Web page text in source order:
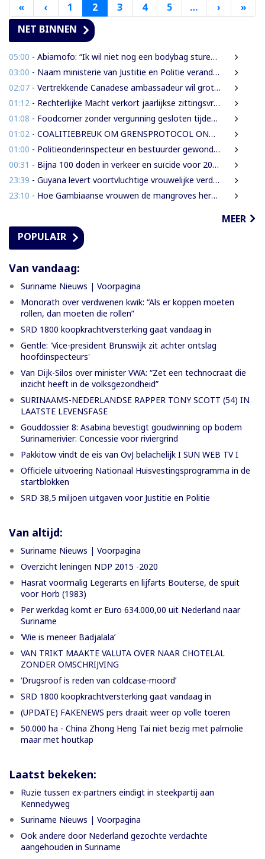
«Eerste
pagina
‹ Vorige
pagina
1 2 3 4 5 … › Volgende
pagina
»
NET BINNEN
05:00 - Abiamofo: “Ik wil niet nog een bodybag sturen naar dat gebied”
03:00 - Naam ministerie van Justitie en Politie verandert naar Justitie en Veiligheid
02:07 - Vertrekkende Canadese ambassadeur wil grotere rol voor Canada in Suriname
01:12 - Rechterlijke Macht verkort jaarlijkse zittingsvrije periode naar één maand
01:08 - Foodcorner zonder vergunning gesloten tijdens derde dag integrale controles
01:02 - COALITIEBREUK OM GRENSPROTOCOL ONWAARSCHIJNLIJK
01:00 - Politieonderinspecteur en bestuurder gewond nadat auto over de kop slaat
00:31 - Bijna 100 doden in verkeer en suïcide voor 2026 is veel te veel’, zegt Lau
23:39 - Guyana levert voortvluchtige vrouwelijke verdachte in mensenhandel uit aan Suriname
23:10 - Hoe Gambiaanse vrouwen de mangroves herstellen die Banjul beschermen
MEER
POPULAIR
Van vandaag:
Suriname Nieuws | Voorpagina
Monorath over verdwenen kwik: “Als er koppen moeten
rollen, dan moeten die rollen”
SRD 1800 koopkrachtversterking gaat vandaag in
Gentle: 'Vice-president Brunswijk zit achter ontslag
hoofdinspecteurs'
Van Dijk-Silos over minister VWA: “Zet een technocraat die
inzicht heeft in de volksgezondheid”
SURINAAMS-NEDERLANDSE RAPPER TONY SCOTT (54) IN
LAATSTE LEVENSFASE
Gouddossier 8: Asabina bevestigt goudwinning op bodem
Surinamerivier: Concessie voor riviergrind
Pakkitow vindt de eis van OvJ belachelijk I SUN WEB TV I
Officiële uitvoering Nationaal Huisvestingsprogramma in de
startblokken
SRD 38,5 miljoen uitgaven voor Justitie en Politie
Van altijd:
Suriname Nieuws | Voorpagina
Overzicht leningen NDP 2015 -2020
Hasrat voormalig Legerarts en lijfarts Bouterse, de spuit
voor Horb (1983)
Per werkdag komt er Euro 634.000,00 uit Nederland naar
Suriname
‘Wie is meneer Badjalala’
VAN TRIKT MAAKTE VALUTA OVER NAAR CHOTELAL
ZONDER OMSCHRIJVING
’Drugsroof is reden van coldcase-moord’
SRD 1800 koopkrachtversterking gaat vandaag in
(UPDATE) FAKENEWS pers draait weer op volle toeren
50.000 ha - China Zhong Heng Tai niet bezig met palmolie
maar met houtkap
Laatst bekeken:
Ruzie tussen ex-partners eindigt in steekpartij aan
Kennedyweg
Suriname Nieuws | Voorpagina
Ook andere door Nederland gezochte verdachte
aangehouden in Suriname